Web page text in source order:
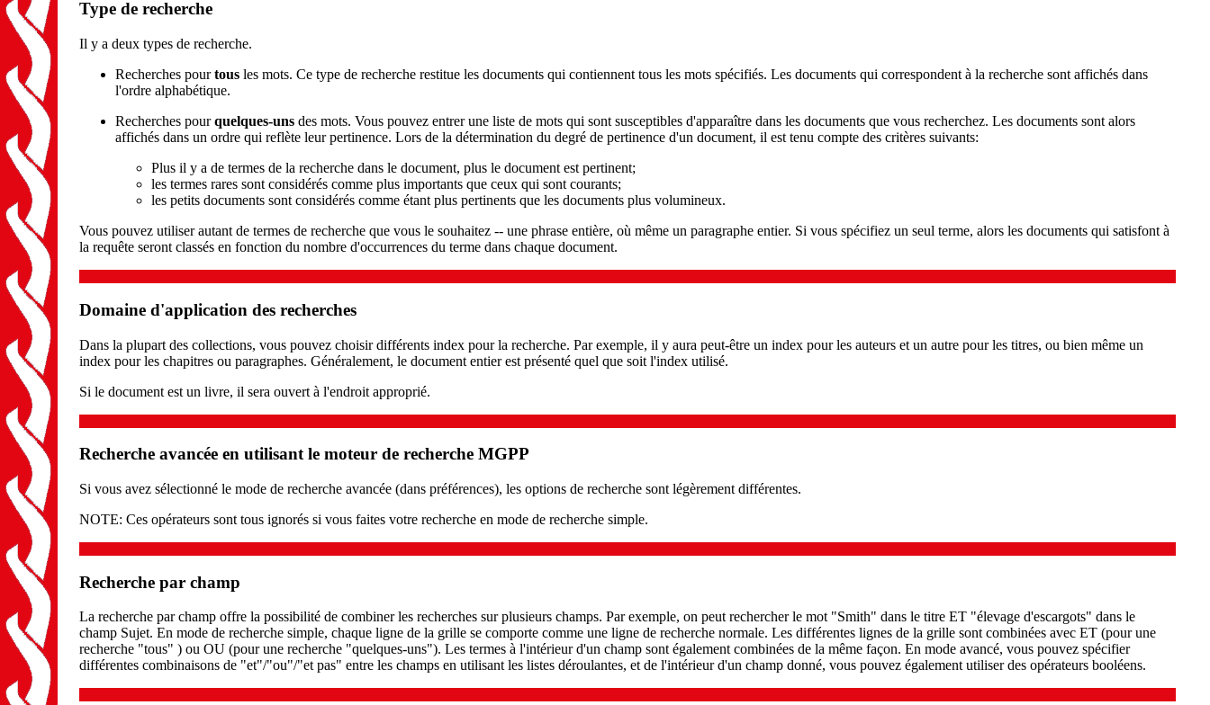
Type de recherche
Il y a deux types de recherche.
Recherches pourtous les mots. Ce type de recherche restitue les documents qui contiennent tous les mots spécifiés. Les documents qui correspondent à la recherche sont affichés dans
l'ordre alphabétique.
Recherches pourquelques-uns des mots. Vous pouvez entrer une liste de mots qui sont susceptibles d'apparaître dans les documents que vous recherchez. Les documents sont alors
affichés dans un ordre qui reflète leur pertinence. Lors de la détermination du degré de pertinence d'un document, il est tenu compte des critères suivants:
Plus il y a de termes de la recherche dans le document, plus le document est pertinent;
les termes rares sont considérés comme plus importants que ceux qui sont courants;
les petits documents sont considérés comme étant plus pertinents que les documents plus volumineux.
Vous pouvez utiliser autant de termes de recherche que vous le souhaitez -- une phrase entière, où même un paragraphe entier. Si vous spécifiez un seul terme, alors les documents qui satisfont à
la requête seront classés en fonction du nombre d'occurrences du terme dans chaque document.
Domaine d'application des recherches
Dans la plupart des collections, vous pouvez choisir différents index pour la recherche. Par exemple, il y aura peut-être un index pour les auteurs et un autre pour les titres, ou bien même un
index pour les chapitres ou paragraphes. Généralement, le document entier est présenté quel que soit l'index utilisé.
Si le document est un livre, il sera ouvert à l'endroit approprié.
Recherche avancée en utilisant le moteur de recherche MGPP
Si vous avez sélectionné le mode de recherche avancée (dans préférences), les options de recherche sont légèrement différentes.
NOTE: Ces opérateurs sont tous ignorés si vous faites votre recherche en mode de recherche simple.
Recherche par champ
La recherche par champ offre la possibilité de combiner les recherches sur plusieurs champs. Par exemple, on peut rechercher le mot "Smith" dans le titre ET "élevage d'escargots" dans le
champ Sujet. En mode de recherche simple, chaque ligne de la grille se comporte comme une ligne de recherche normale. Les différentes lignes de la grille sont combinées avec ET (pour une
recherche "tous" ) ou OU (pour une recherche "quelques-uns"). Les termes à l'intérieur d'un champ sont également combinées de la même façon. En mode avancé, vous pouvez spécifier
différentes combinaisons de "et"/"ou"/"et pas" entre les champs en utilisant les listes déroulantes, et de l'intérieur d'un champ donné, vous pouvez également utiliser des opérateurs booléens.